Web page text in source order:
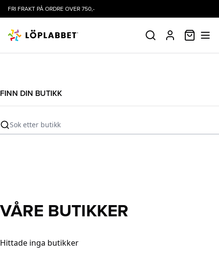
FRI FRAKT PÅ ORDRE OVER 750,-
SØK PROFIL
FINN DIN BUTIKK
Sok etter butikk
VÅRE BUTIKKER
Hittade inga butikker